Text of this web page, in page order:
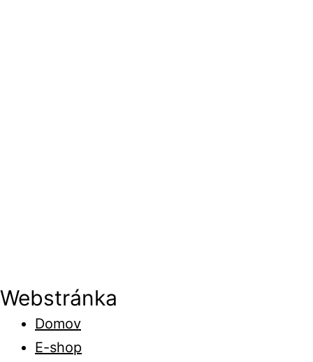
Webstránka
Domov
E-shop